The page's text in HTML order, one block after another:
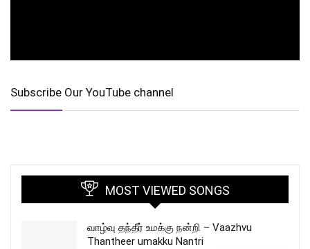
Subscribe Our YouTube channel
MOST VIEWED SONGS
வாழ்வு தந்தீர் உமக்கு நன்றி – Vaazhvu
Thantheer umakku Nantri